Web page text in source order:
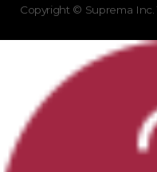
Copyright © Suprema Inc.